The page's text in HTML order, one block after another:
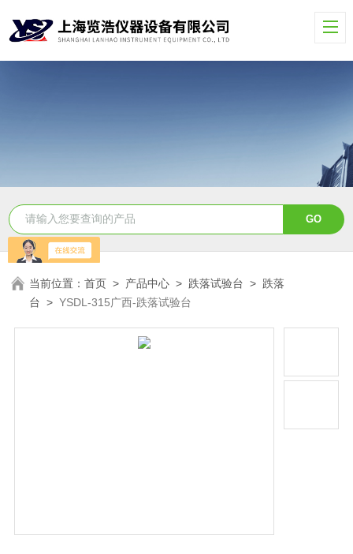
当前位置：首页 > 产品中心 > 跌落试验台 > 跌落
台 >YSDL-315广西-跌落试验台